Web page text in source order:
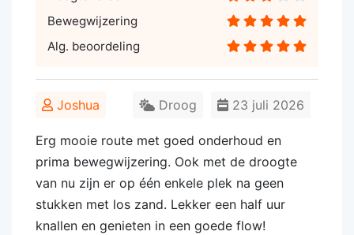
Bewegwijzering
Alg. beoordeling
Joshua 23 juli 2026
Droog
Erg mooie route met goed onderhoud en
prima bewegwijzering. Ook met de droogte
van nu zijn er op één enkele plek na geen
stukken met los zand. Lekker een half uur
knallen en genieten in een goede flow!